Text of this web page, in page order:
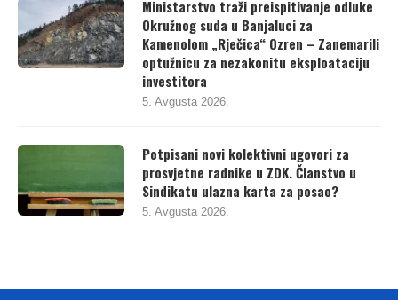
Ministarstvo traži preispitivanje odluke
Okružnog suda u Banjaluci za
Kamenolom „Rječica“ Ozren – Zanemarili
optužnicu za nezakonitu eksploataciju
investitora
5. Avgusta 2026.
Potpisani novi kolektivni ugovori za
prosvjetne radnike u ZDK. Članstvo u
Sindikatu ulazna karta za posao?
5. Avgusta 2026.